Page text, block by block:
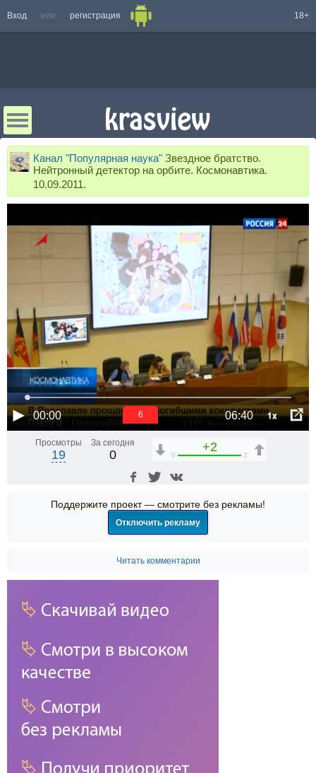
Вход или регистрация 18+
Канал "Популярная наука" Звездное братство.
Нейтронный детектор на орбите. Космонавтика.
10.09.2011.
00:00 06:40 1x
6
Просмотры
19
За сегодня
0
+2
0 2
Поддержите проект — смотрите без рекламы!
Отключить рекламу
Читать комментарии